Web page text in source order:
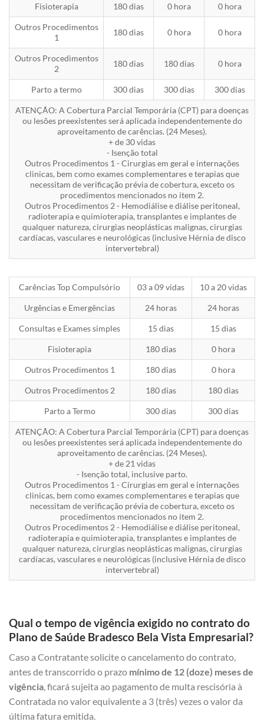
Fisioterapia 180 dias 0 hora 0 hora
Outros Procedimentos
1
180 dias 0 hora 0 hora
Outros Procedimentos
2
180 dias 180 dias 0 hora
Parto a termo 300 dias 300 dias 300 dias
ATENÇÃO: A Cobertura Parcial Temporária (CPT) para doenças
ou lesões preexistentes será aplicada independentemente do
aproveitamento de carências. (24 Meses).
+ de 30 vidas
- Isenção total
Outros Procedimentos 1 - Cirurgias em geral e internações
clinicas, bem como exames complementares e terapias que
necessitam de verificação prévia de cobertura, exceto os
procedimentos mencionados no item 2.
Outros Procedimentos 2 - Hemodiálise e diálise peritoneal,
radioterapia e quimioterapia, transplantes e implantes de
qualquer natureza, cirurgias neoplásticas malignas, cirurgias
cardíacas, vasculares e neurológicas (inclusive Hérnia de disco
intervertebral)
Carências Top Compulsório 03 a 09 vidas 10 a 20 vidas
Urgências e Emergências 24 horas 24 horas
Consultas e Exames simples 15 dias 15 dias
Fisioterapia 180 dias 0 hora
Outros Procedimentos 1 180 dias 0 hora
Outros Procedimentos 2 180 dias 180 dias
Parto a Termo 300 dias 300 dias
ATENÇÃO: A Cobertura Parcial Temporária (CPT) para doenças
ou lesões preexistentes será aplicada independentemente do
aproveitamento de carências. (24 Meses).
+ de 21 vidas
- Isenção total, inclusive parto.
Outros Procedimentos 1 - Cirurgias em geral e internações
clinicas, bem como exames complementares e terapias que
necessitam de verificação prévia de cobertura, exceto os
procedimentos mencionados no item 2.
Outros Procedimentos 2 - Hemodiálise e diálise peritoneal,
radioterapia e quimioterapia, transplantes e implantes de
qualquer natureza, cirurgias neoplásticas malignas, cirurgias
cardíacas, vasculares e neurológicas (inclusive Hérnia de disco
intervertebral)
Qual o tempo de vigência exigido no contrato do
Plano de Saúde Bradesco Bela Vista Empresarial?
Caso a Contratante solicite o cancelamento do contrato,
antes de transcorrido o prazo mínimo de 12 (doze) meses de
vigência, ficará sujeita ao pagamento de multa rescisória à
Contratada no valor equivalente a 3 (três) vezes o valor da
última fatura emitida.